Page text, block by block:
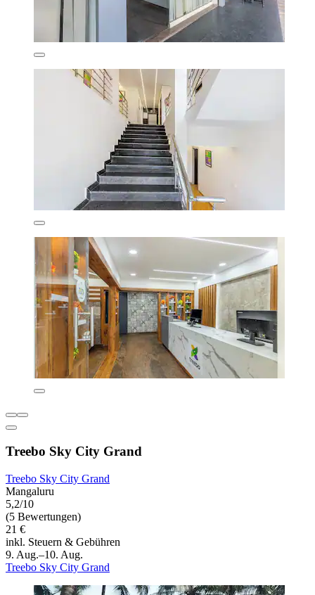
Treebo Sky City Grand
Treebo Sky City Grand
Mangaluru
5,2/10
(5 Bewertungen)
21 €
inkl. Steuern & Gebühren
9. Aug.–10. Aug.
Treebo Sky City Grand